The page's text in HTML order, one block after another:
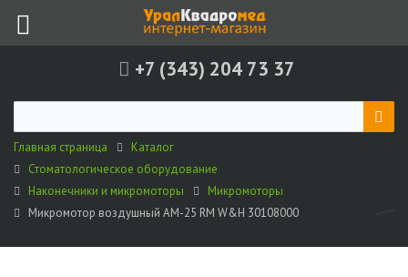
+7 (343) 204 73 37
Главная страница
Каталог
Стоматологическое оборудование
Наконечники и микромоторы
Микромоторы
Микромотор воздушный AM-25 RM W&H 30108000